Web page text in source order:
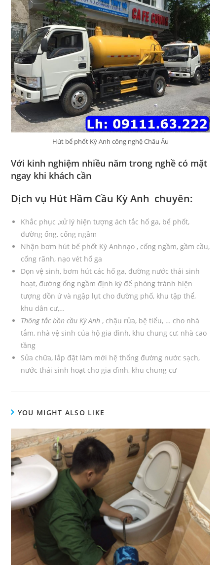
Hút bể phốt Kỳ Anh công nghệ Châu Âu
Với kinh nghiệm nhiều năm trong nghề có mặt
ngay khi khách cần
Dịch vụ Hút Hầm Cầu Kỳ Anh chuyên:
Khắc phục ,xử lý hiện tượng ách tắc hố ga, bể phốt,
đường ống, cống ngầm
Nhận bơm hút bể phốt Kỳ Anhnạo , cống ngầm, gầm cầu,
cống rãnh, nạo vét hố ga
Dọn vệ sinh, bơm hút các hố ga, đường nước thải sinh
hoạt, đường ống ngầm định kỳ để phòng tránh hiện
tượng dồn ứ và ngập lụt cho đường phố, khu tập thể,
khu dân cư,…
Thông tắc bồn cầu Kỳ Anh , chậu rửa, bệ tiểu, … cho nhà
tắm, nhà vệ sinh của hộ gia đình, khu chung cư, nhà cao
tầng
Sửa chữa, lắp đặt làm mới hệ thống đường nước sạch,
nước thải sinh hoạt cho gia đình, khu chung cư
YOU MIGHT ALSO LIKE